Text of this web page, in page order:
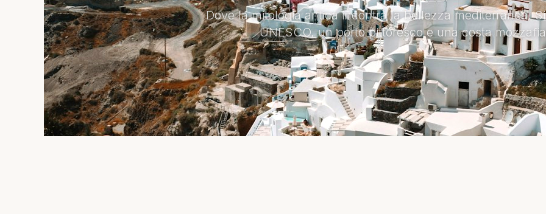
Dove la mitologia antica incontra la bellezza mediterranea.
UNESCO, un porto pittoresco e una costa